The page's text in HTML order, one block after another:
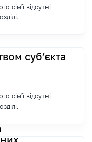
сім'ї відсутні
суб’єкта
сім'ї відсутні